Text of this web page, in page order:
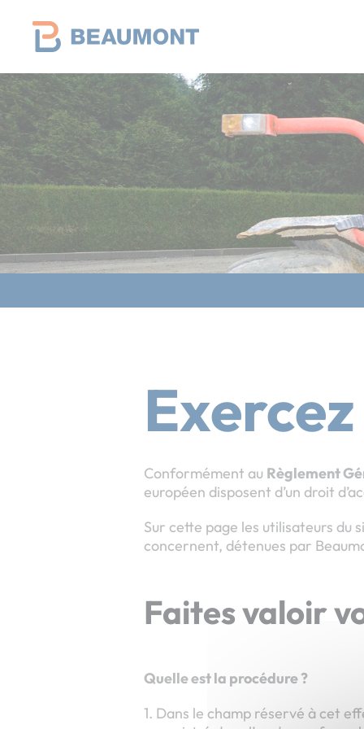
Conformément au Règlement
européen disposent d’un droit
Sur cette page les utilisateurs du
concernent, détenues par
Faites valoir
Quelle est la procédure ?
1. Dans le champ réservé à cet